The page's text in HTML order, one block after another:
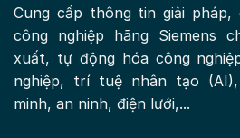
Cung cấp thông tin giải pháp,
công nghiệp hãng Siemens
xuất, tự động hóa công
nghiệp, trí tuệ nhân tạo
minh, an ninh, điện lưới,...